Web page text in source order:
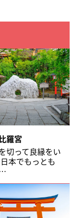
羅宮
切って良縁をい
本でもっとも